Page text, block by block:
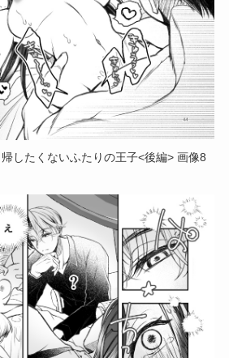
したくないふたりの王子<後編> 画像8